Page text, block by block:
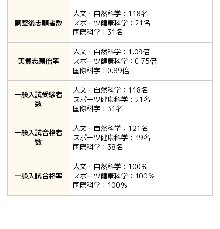
調整後志願者数
人文・自然科学：118名
スポーツ健康科学：21名
国際科学：31名
実質志願倍率
人文・自然科学：1.09倍
スポーツ健康科学：0.75倍
国際科学：0.89倍
一般入試受験者
数
人文・自然科学：118名
スポーツ健康科学：21名
国際科学：31名
一般入試合格者
数
人文・自然科学：121名
スポーツ健康科学：39名
国際科学：38名
一般入試合格率
人文・自然科学：100％
スポーツ健康科学：100％
国際科学：100％